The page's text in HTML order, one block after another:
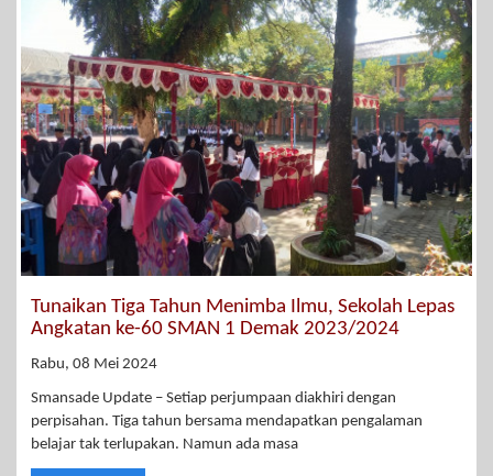
Tunaikan Tiga Tahun Menimba Ilmu, Sekolah Lepas
Angkatan ke-60 SMAN 1 Demak 2023/2024
Rabu, 08 Mei 2024
Smansade Update – Setiap perjumpaan diakhiri dengan
perpisahan. Tiga tahun bersama mendapatkan pengalaman
belajar tak terlupakan. Namun ada masa